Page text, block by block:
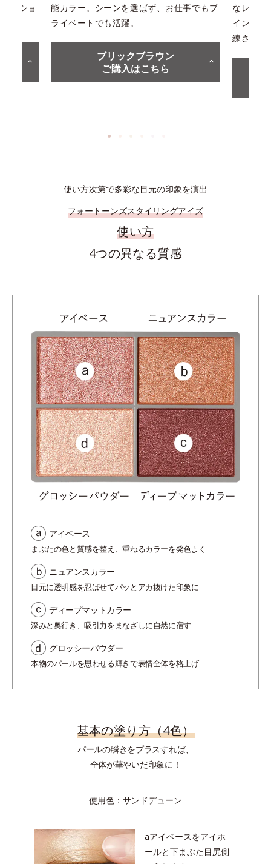
ーショ
能カラー。シーンを選ばず、お仕事でもプ
ライベートでも活躍。
ブリックブラウン
ご購入はこちら
なレッド
インでも
練された
使い方次第で多彩な目元の印象を演出
フォートーンズスタイリングアイズ
使い方
4つの異なる質感
アイベース
まぶたの色と質感を整え、重ねるカラーを発色よく
ニュアンスカラー
目元に透明感を忍ばせてパッとアカ抜けた印象に
ディープマットカラー
深みと奥行き、吸引力をまなざしに自然に宿す
グロッシーパウダー
本物のパールを思わせる輝きで表情全体を格上げ
基本の塗り方（4色）
パールの瞬きをプラスすれば、
全体が華やいだ印象に！
使用色：サンドデューン
aアイベースをアイホ
ールと下まぶた目尻側